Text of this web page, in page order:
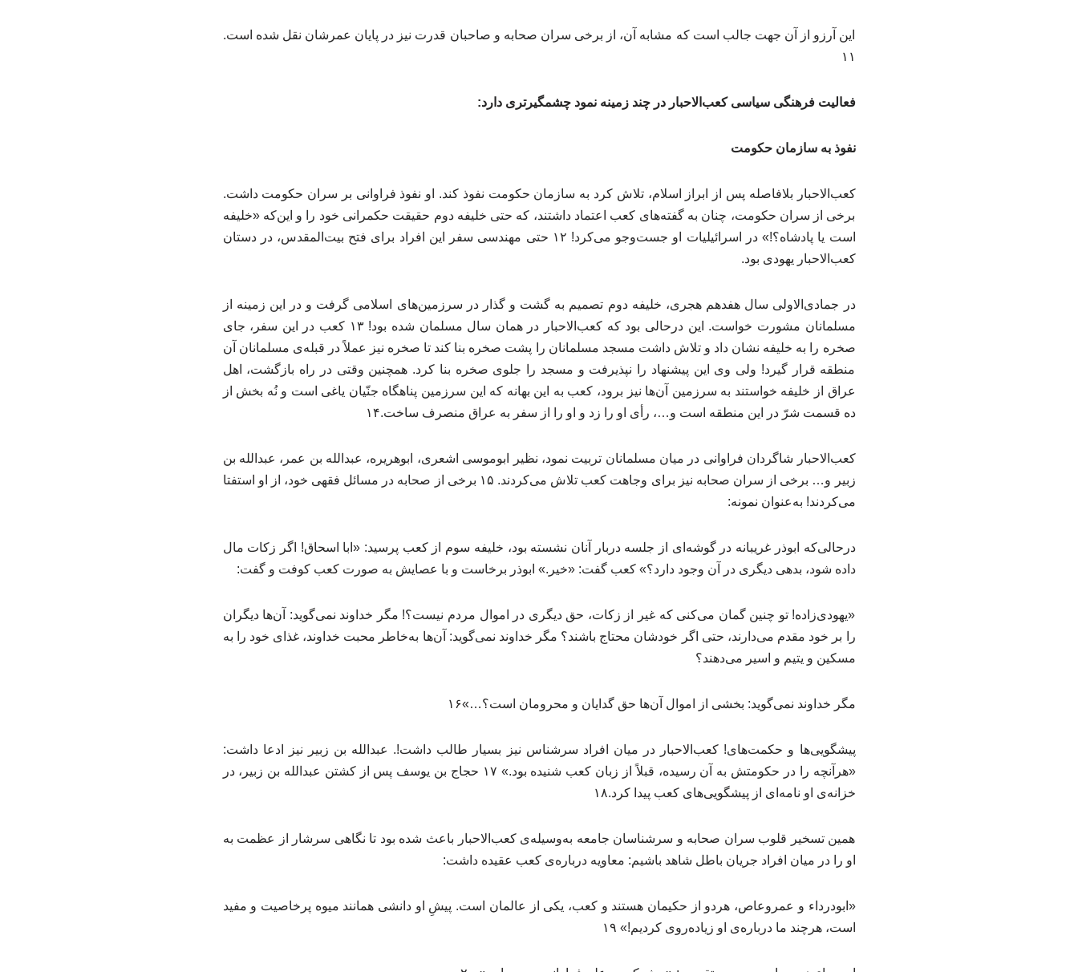
این آرزو از آن جهت جالب است که مشابه آن، از برخی سران صحابه و صاحبان قدرت نیز در پایان عمرشان نقل شده است.
۱۱
فعالیت فرهنگی سیاسی کعب‌الاحبار در چند زمینه نمود چشمگیرتری دارد:
نفوذ به سازمان حکومت
کعب‌الاحبار بلافاصله پس از ابراز اسلام، تلاش کرد به سازمان حکومت نفوذ کند. او نفوذ فراوانی بر سران حکومت داشت.
برخی از سران حکومت، چنان به گفته‌های کعب اعتماد داشتند، که حتی خلیفه دوم حقیقت حکمرانی خود را و این‌که «خلیفه
است یا پادشاه؟!» در اسرائیلیات او جست‌وجو می‌کرد! ۱۲ حتی مهندسی سفر این افراد برای فتح بیت‌المقدس، در دستان
کعب‌الاحبار یهودی بود.
در جمادی‌الاولی سال هفدهم هجری، خلیفه دوم تصمیم به گشت و گذار در سرزمین‌های اسلامی گرفت و در این زمینه از
مسلمانان مشورت خواست. این درحالی بود که کعب‌الاحبار در همان سال مسلمان شده بود! ۱۳ کعب در این سفر، جای
صخره را به خلیفه نشان داد و تلاش داشت مسجد مسلمانان را پشت صخره بنا کند تا صخره نیز عملاً در قبله‌ی مسلمانان آن
منطقه قرار گیرد! ولی وی این پیشنهاد را نپذیرفت و مسجد را جلوی صخره بنا کرد. همچنین وقتی در راه بازگشت، اهل
عراق از خلیفه خواستند به سرزمین آن‌ها نیز برود، کعب به این بهانه که این سرزمین پناهگاه جنّیان یاغی است و نُه بخش از
ده قسمت شرّ در این منطقه است و…، رأی او را زد و او را از سفر به عراق منصرف ساخت.۱۴
کعب‌الاحبار شاگردان فراوانی در میان مسلمانان تربیت نمود، نظیر ابوموسی اشعری، ابوهریره، عبدالله بن عمر، عبدالله بن
زبیر و… برخی از سران صحابه نیز برای وجاهت کعب تلاش می‌کردند. ۱۵ برخی از صحابه در مسائل فقهی خود، از او استفتا
می‌کردند! به‌عنوان نمونه:
درحالی‌که ابوذر غریبانه در گوشه‌ای از جلسه دربار آنان نشسته بود، خلیفه سوم از کعب پرسید: «ابا اسحاق! اگر زکات مال
داده شود، بدهی دیگری در آن وجود دارد؟» کعب گفت: «خیر.» ابوذر برخاست و با عصایش به صورت کعب کوفت و گفت:
«یهودی‌زاده! تو چنین گمان می‌کنی که غیر از زکات، حق دیگری در اموال مردم نیست؟! مگر خداوند نمی‌گوید: آن‌ها دیگران
را بر خود مقدم می‌دارند، حتی اگر خودشان محتاج باشند؟ مگر خداوند نمی‌گوید: آن‌ها به‌خاطر محبت خداوند، غذای خود را به
مسکین و یتیم و اسیر می‌دهند؟
مگر خداوند نمی‌گوید: بخشی از اموال آن‌ها حق گدایان و محرومان است؟…»۱۶
پیشگویی‌ها و حکمت‌های! کعب‌الاحبار در میان افراد سرشناس نیز بسیار طالب داشت!. عبدالله بن زبیر نیز ادعا داشت:
«هرآنچه را در حکومتش به آن رسیده، قبلاً از زبان کعب شنیده بود.» ۱۷ حجاج بن یوسف پس از کشتن عبدالله بن زبیر، در
خزانه‌ی او نامه‌ای از پیشگویی‌های کعب پیدا کرد.۱۸
همین تسخیر قلوب سران صحابه و سرشناسان جامعه به‌وسیله‌ی کعب‌الاحبار باعث شده بود تا نگاهی سرشار از عظمت به
او را در میان افراد جریان باطل شاهد باشیم: معاویه درباره‌ی کعب عقیده داشت:
«ابودرداء و عمروعاص، هردو از حکیمان هستند و کعب، یکی از عالمان است. پیشِ او دانشی همانند میوه پرخاصیت و مفید
است، هرچند ما درباره‌ی او زیاده‌روی کردیم!» ۱۹